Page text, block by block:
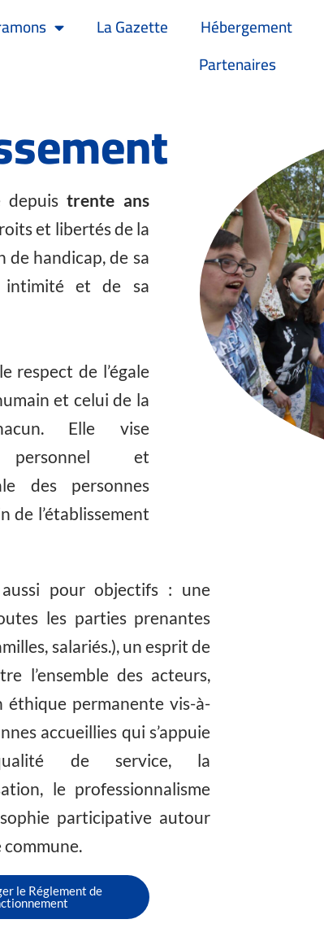
La Gazette Hébergement
Partenaires
depuis trente ans
et libertés de la
de handicap, de sa
et de sa
respect de l’égale
et celui de la
Elle vise
personnel et
des personnes
de l’établissement
pour objectifs : une
les parties prenantes
salariés.), un esprit de
l’ensemble des acteurs,
éthique permanente vis-à-
accueillies qui s’appuie
de service, la
le professionnalisme
participative autour
commune.
le Réglement de